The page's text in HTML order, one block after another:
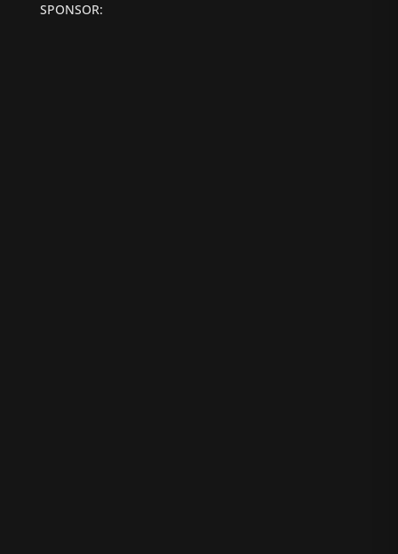
SPONSOR: